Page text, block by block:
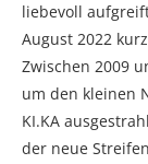
liebevoll
August 2022
Zwischen 2009
um den kleinen
KI.KA
der neue